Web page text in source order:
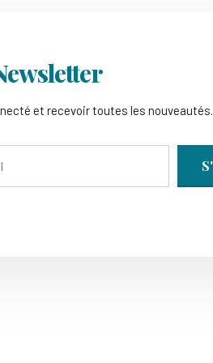
et recevoir toutes les nouveautés.